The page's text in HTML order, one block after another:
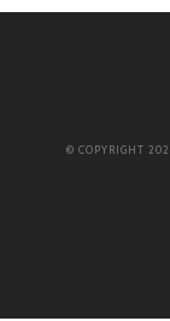
© COPYRIGHT